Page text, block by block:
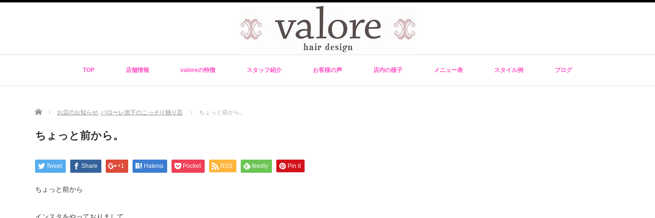
TOP 店舗情報 valoreの特徴 スタッフ紹介 お客様の声 店内の様子 メニュー表 スタイル例 ブログ
Home お店のお知らせ, バローレ池下のこっそり独り言 ちょっと前から。
ちょっと前から。
Tweet Share +1 Hatena Pocket RSS feedly Pin it
ちょっと前から